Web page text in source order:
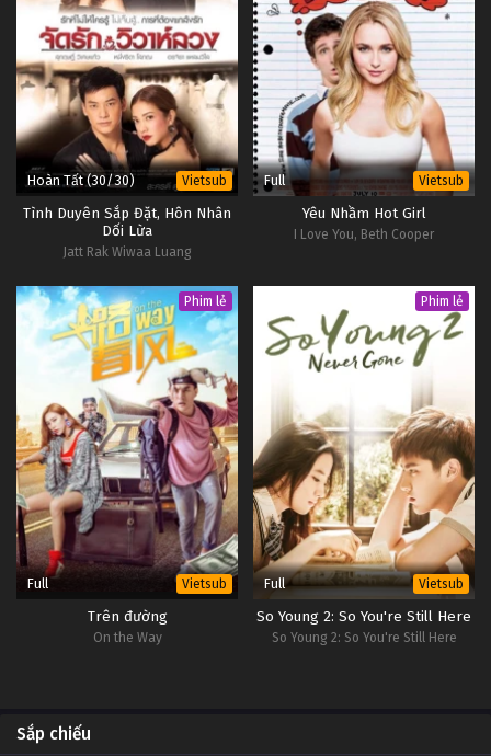
Hoàn Tất (30/30) Vietsub
Tình Duyên Sắp Đặt, Hôn Nhân
Dối Lừa
Jatt Rak Wiwaa Luang
Full Vietsub
Yêu Nhầm Hot Girl
I Love You, Beth Cooper
Phim lẻ
Full Vietsub
Trên đường
On the Way
Phim lẻ
Full Vietsub
So Young 2: So You're Still Here
So Young 2: So You're Still Here
Sắp chiếu